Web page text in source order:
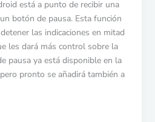
está a punto de recibir una
botón de pausa. Esta función
las indicaciones en mitad
les dará más control sobre la
pausa ya está disponible en la
pronto se añadirá también a